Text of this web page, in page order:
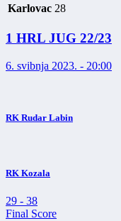
Karlovac 28
1 HRL JUG 22/23
6. svibnja 2023. - 20:00
RK Rudar Labin
RK Kozala
29 - 38
Final Score